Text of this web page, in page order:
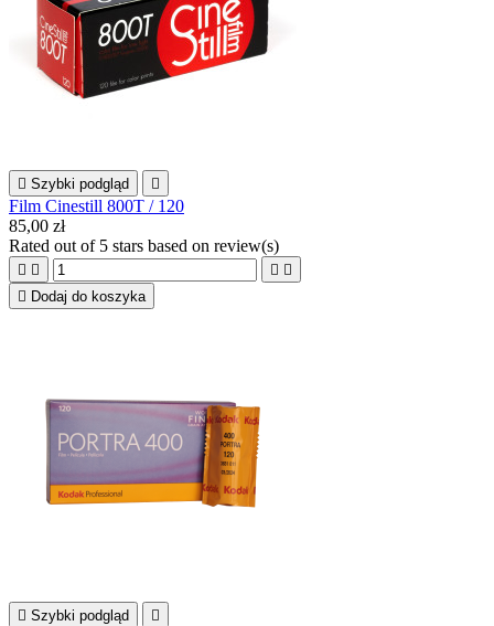
 Szybki podgląd 
Film Cinestill 800T / 120
85,00 zł
Rated out of 5 stars based on review(s)
   
 Dodaj do koszyka
 Szybki podgląd 